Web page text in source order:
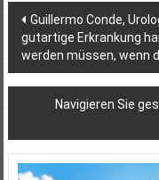
Guillermo Conde,
gutartige Erkrankung
werden müssen, wenn
Navigieren Sie